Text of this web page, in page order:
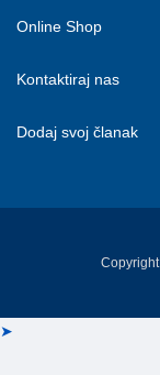
Online Shop
Kontaktiraj nas
Dodaj svoj članak
➤